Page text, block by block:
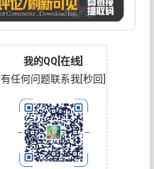
我的QQ[在线]
有任何问题联系我[秒回]